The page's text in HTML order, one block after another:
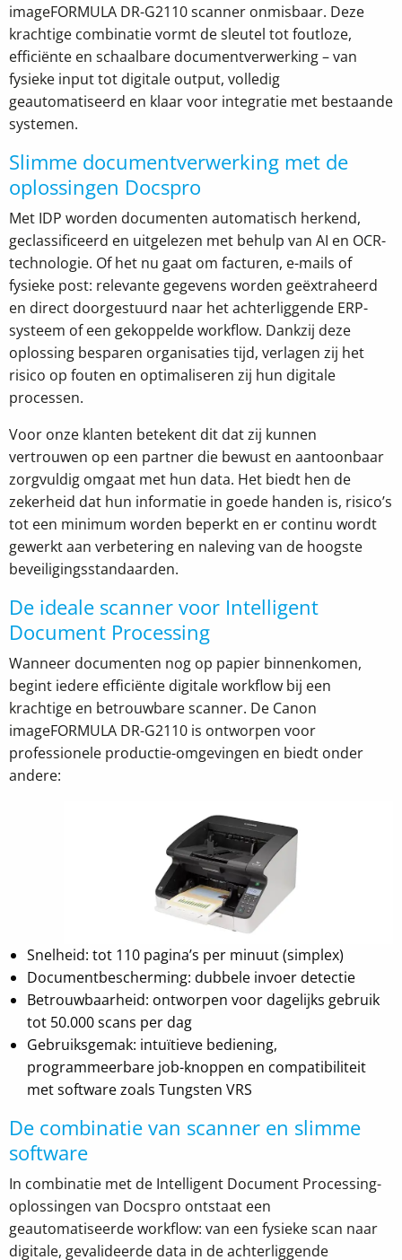
imageFORMULA DR-G2110 scanner onmisbaar. Deze
krachtige combinatie vormt de sleutel tot foutloze,
efficiënte en schaalbare documentverwerking – van
fysieke input tot digitale output, volledig
geautomatiseerd en klaar voor integratie met bestaande
systemen.
Slimme documentverwerking met de
oplossingen Docspro
Met IDP worden documenten automatisch herkend,
geclassificeerd en uitgelezen met behulp van AI en OCR-
technologie. Of het nu gaat om facturen, e-mails of
fysieke post: relevante gegevens worden geëxtraheerd
en direct doorgestuurd naar het achterliggende ERP-
systeem of een gekoppelde workflow. Dankzij deze
oplossing besparen organisaties tijd, verlagen zij het
risico op fouten en optimaliseren zij hun digitale
processen.
Voor onze klanten betekent dit dat zij kunnen
vertrouwen op een partner die bewust en aantoonbaar
zorgvuldig omgaat met hun data. Het biedt hen de
zekerheid dat hun informatie in goede handen is, risico’s
tot een minimum worden beperkt en er continu wordt
gewerkt aan verbetering en naleving van de hoogste
beveiligingsstandaarden.
De ideale scanner voor Intelligent
Document Processing
Wanneer documenten nog op papier binnenkomen,
begint iedere efficiënte digitale workflow bij een
krachtige en betrouwbare scanner. De Canon
imageFORMULA DR-G2110 is ontworpen voor
professionele productie-omgevingen en biedt onder
andere:
Snelheid: tot 110 pagina’s per minuut (simplex)
Documentbescherming: dubbele invoer detectie
Betrouwbaarheid: ontworpen voor dagelijks gebruik
tot 50.000 scans per dag
Gebruiksgemak: intuïtieve bediening,
programmeerbare job-knoppen en compatibiliteit
met software zoals Tungsten VRS
De combinatie van scanner en slimme
software
In combinatie met de Intelligent Document Processing-
oplossingen van Docspro ontstaat een
geautomatiseerde workflow: van een fysieke scan naar
digitale, gevalideerde data in de achterliggende